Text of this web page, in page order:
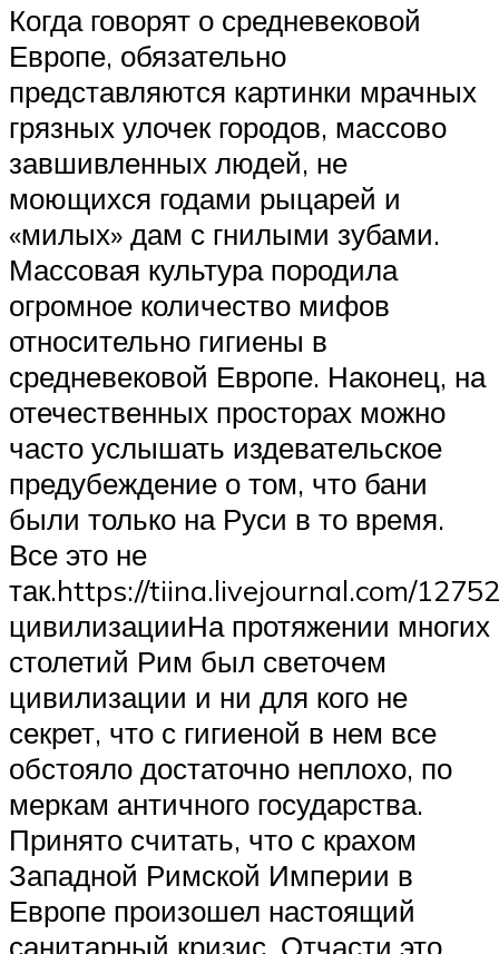
Когда говорят о средневековой
Европе, обязательно
представляются картинки мрачных
грязных улочек городов, массово
завшивленных людей, не
моющихся годами рыцарей и
«милых» дам с гнилыми зубами.
Массовая культура породила
огромное количество мифов
относительно гигиены в
средневековой Европе. Наконец, на
отечественных просторах можно
часто услышать издевательское
предубеждение о том, что бани
были только на Руси в то время.
Все это не
так.https://tiina.livejournal.com/
цивилизацииНа протяжении многих
столетий Рим был светочем
цивилизации и ни для кого не
секрет, что с гигиеной в нем все
обстояло достаточно неплохо, по
меркам античного государства.
Принято считать, что с крахом
Западной Римской Империи в
Европе произошел настоящий
санитарный кризис. Отчасти это